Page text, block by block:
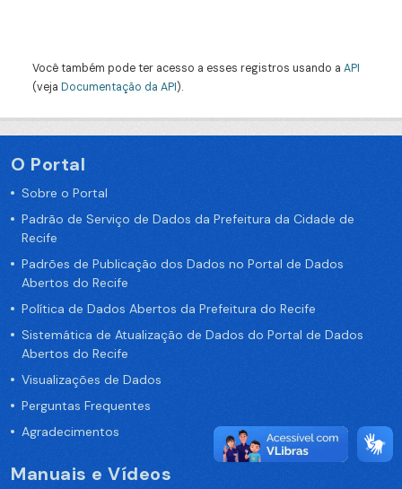
Você também pode ter acesso a esses registros usando a API
(veja Documentação da API).
O Portal
Sobre o Portal
Padrão de Serviço de Dados da Prefeitura da Cidade de
Recife
Padrões de Publicação dos Dados no Portal de Dados
Abertos do Recife
Política de Dados Abertos da Prefeitura do Recife
Sistemática de Atualização de Dados do Portal de Dados
Abertos do Recife
Visualizações de Dados
Perguntas Frequentes
Agradecimentos
Manuais e Vídeos